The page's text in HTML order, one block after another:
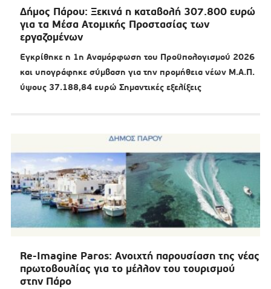
Δήμος Πάρου: Ξεκινά η καταβολή 307.800 ευρώ
για τα Μέσα Ατομικής Προστασίας των
εργαζομένων
Εγκρίθηκε η 1η Αναμόρφωση του Προϋπολογισμού 2026
και υπογράφηκε σύμβαση για την προμήθεια νέων Μ.Α.Π.
ύψους 37.188,84 ευρώ Σημαντικές εξελίξεις
Re-Imagine Paros: Ανοιχτή παρουσίαση της νέας
πρωτοβουλίας για το μέλλον του τουρισμού
στην Πάρο